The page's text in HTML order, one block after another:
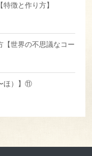
徴と作り方】
【世界の不思議なコー
ほ）】⑪